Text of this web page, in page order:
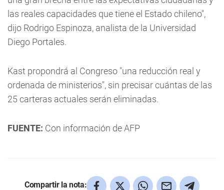
las reales capacidades que tiene el Estado chileno",
dijo Rodrigo Espinoza, analista de la Universidad
Diego Portales.
Kast propondrá al Congreso "una reducción real y
ordenada de ministerios", sin precisar cuántas de las
25 carteras actuales serán eliminadas.
FUENTE: Con información de AFP
Compartir la nota: